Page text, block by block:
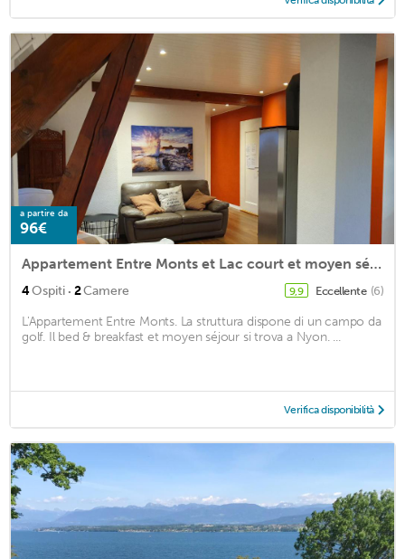
a partire da
96€
Appartement Entre Monts et Lac court et moyen séjour
4Ospiti · 2Camere 9,9 Eccellente (6)
L'Appartement Entre Monts. La struttura dispone di un campo da
golf. Il bed & breakfast et moyen séjour si trova a Nyon. ...
Verifica disponibilità